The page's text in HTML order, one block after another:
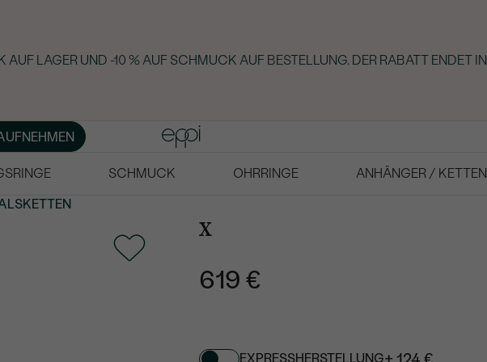
LAGER UND -10 % AUF SCHMUCK AUF BESTELLUNG. DER RABATT ENDET IN
SCHMUCK OHRRINGE ANHÄNGER / KETTEN
x
619 €
EXPRESSHERSTELLUNG